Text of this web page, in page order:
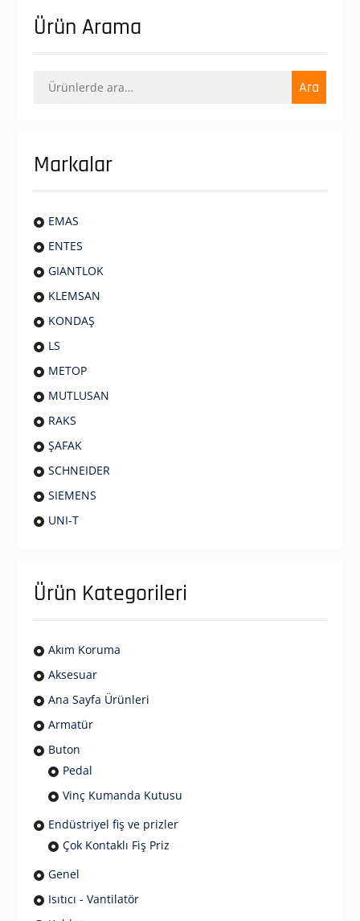
Ürün Arama
Ara: Ara
Markalar
EMAS
ENTES
GIANTLOK
KLEMSAN
KONDAŞ
LS
METOP
MUTLUSAN
RAKS
ŞAFAK
SCHNEIDER
SIEMENS
UNI-T
Ürün Kategorileri
Akım Koruma
Aksesuar
Ana Sayfa Ürünleri
Armatür
Buton
Pedal
Vinç Kumanda Kutusu
Endüstriyel fiş ve prizler
Çok Kontaklı Fiş Priz
Genel
Isıtıcı - Vantilatör